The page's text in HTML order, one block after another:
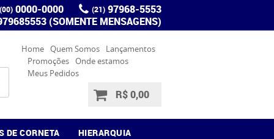
(00) 0000-0000 (21) 97968-5553
(SOMENTE MENSAGENS)
Home Quem Somos
Lançamentos
Promoções Onde estamos
Meus Pedidos
R$ 0,00
DE CORNETA HIERARQUIA